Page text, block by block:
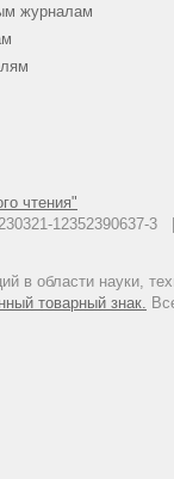
чтения"
в области науки,
товарный знак.
журналам